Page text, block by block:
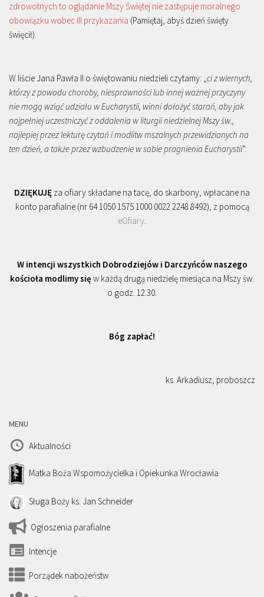
zdrowotnych to oglądanie Mszy Świętej nie zastępuje moralnego
obowiązku wobec III przykazania (Pamiętaj, abyś dzień święty
święcił).
W liście Jana Pawła II o świętowaniu niedzieli czytamy: „ci z wiernych,
którzy z powodu choroby, niesprawności lub innej ważnej przyczyny
nie mogą wziąć udziału w Eucharystii, winni dołożyć starań, aby jak
najpełniej uczestniczyć z oddalenia w liturgii niedzielnej Mszy św.,
najlepiej przez lekturę czytań i modlitw mszalnych przewidzianych na
ten dzień, a także przez wzbudzenie w sobie pragnienia Eucharystii”.
DZIĘKUJĘ za ofiary składane na tacę, do skarbony, wpłacane na
konto parafialne (nr 64 1050 1575 1000 0022 2248 8492), z pomocą
eOfiary.
W intencji wszystkich Dobrodziejów i Darczyńców naszego
kościoła modlimy się w każdą drugą niedzielę miesiąca na Mszy św.
o godz. 12.30.
Bóg zapłać!
ks. Arkadiusz, proboszcz
MENU
Aktualności
Matka Boża Wspomożycielka i Opiekunka Wrocławia
Sługa Boży ks. Jan Schneider
Ogłoszenia parafialne
Intencje
Porządek nabożeństw